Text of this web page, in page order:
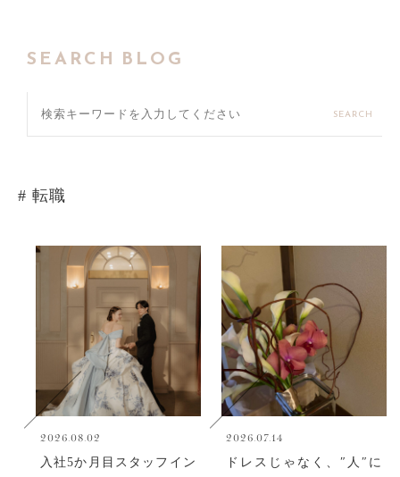
SEARCH BLOG
# 転職
2026.08.02
入社5か月目スタッフイン
2026.07.14
ドレスじゃなく、″人″に